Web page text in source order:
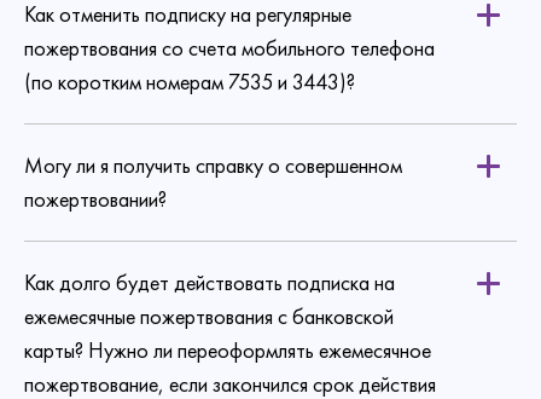
Как отменить подписку на регулярные
пожертвования со счета мобильного телефона
(по коротким номерам 7535 и 3443)?
Могу ли я получить справку о совершенном
пожертвовании?
Как долго будет действовать подписка на
ежемесячные пожертвования с банковской
карты? Нужно ли переоформлять ежемесячное
пожертвование, если закончился срок действия